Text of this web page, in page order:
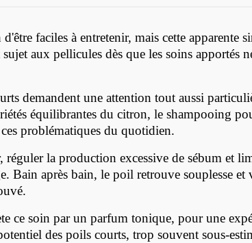
faciles à entretenir, mais cette apparente
aux pellicules dès que les soins apportés
demandent une attention tout aussi
équilibrantes du citron, le shampooing
problématiques du quotidien.
la production excessive de sébum et
Bain après bain, le poil retrouve souplesse
ce soin par un parfum tonique, pour une
des poils courts, trop souvent sous-